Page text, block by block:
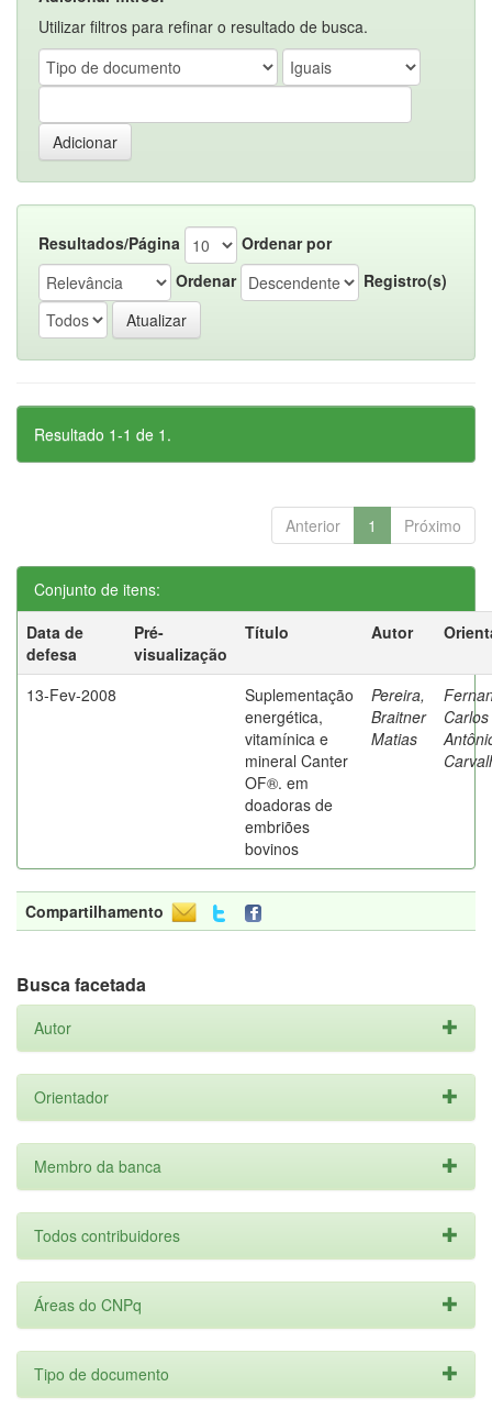
Utilizar filtros para refinar o resultado de busca.
Resultados/Página
Ordenar por
Ordenar
Registro(s)
Resultado 1-1 de 1.
Anterior 1 Próximo
Conjunto de itens:
Data de
defesa
Pré-
visualização
Título Autor
13-Fev-2008
Suplementação
energética,
vitamínica e
mineral Canter
OF®. em
doadoras de
embriões
bovinos
Pereira,
Braitner
Matias
Carlos
Compartilhamento
Busca facetada
Autor
Orientador
Membro da banca
Todos contribuidores
Áreas do CNPq
Tipo de documento